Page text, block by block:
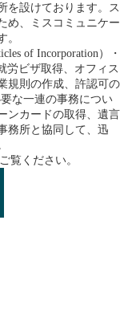
を設けております。ス
め、ミスコミュニケー
of Incorporation）・
労ビザ取得、オフィス
規則の作成、許認可の
な一連の事務につい
ンカードの取得、遺言
務所と協同して、迅
覧ください。